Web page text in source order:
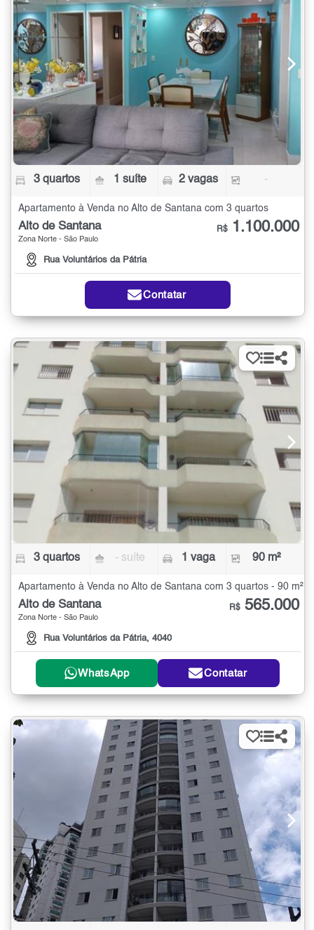
3 quartos 1 suíte 2 vagas -
Apartamento à Venda no Alto de Santana com 3 quartos
Alto de Santana
Zona Norte - São Paulo
Rua Voluntários da Pátria
R$ 1.100.000
Contatar
3 quartos - suíte 1 vaga 90 m²
Apartamento à Venda no Alto de Santana com 3 quartos - 90 m²
Alto de Santana
Zona Norte - São Paulo
Rua Voluntários da Pátria, 4040
R$ 565.000
WhatsApp Contatar